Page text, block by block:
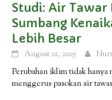
Studi: Air Tawar
Sumbang
Lebih Besar
August 21, 2025
Perubahan iklim tidak
menggerus pasokan air